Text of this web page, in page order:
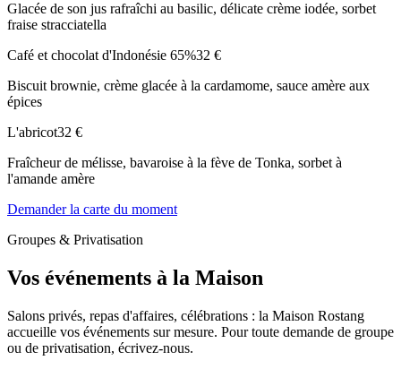
Glacée de son jus rafraîchi au basilic, délicate crème iodée, sorbet
fraise stracciatella
Café et chocolat d'Indonésie 65%32 €
Biscuit brownie, crème glacée à la cardamome, sauce amère aux
épices
L'abricot32 €
Fraîcheur de mélisse, bavaroise à la fève de Tonka, sorbet à
l'amande amère
Demander la carte du moment
Groupes & Privatisation
Vos événements à la Maison
Salons privés, repas d'affaires, célébrations : la Maison Rostang
accueille vos événements sur mesure. Pour toute demande de groupe
ou de privatisation, écrivez-nous.